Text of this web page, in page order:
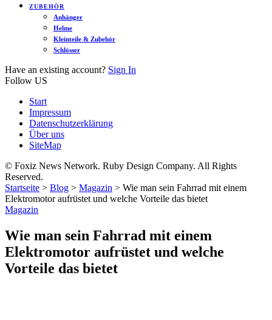
ZUBEHÖR
Anhänger
Helme
Kleinteile & Zubehör
Schlösser
Have an existing account? Sign In
Follow US
Start
Impressum
Datenschutzerklärung
Über uns
SiteMap
© Foxiz News Network. Ruby Design Company. All Rights
Reserved.
Startseite > Blog > Magazin > Wie man sein Fahrrad mit einem
Elektromotor aufrüstet und welche Vorteile das bietet
Magazin
Wie man sein Fahrrad mit einem
Elektromotor aufrüstet und welche
Vorteile das bietet